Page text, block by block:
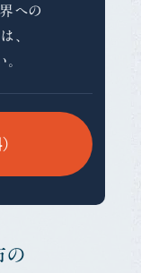
への
、
の